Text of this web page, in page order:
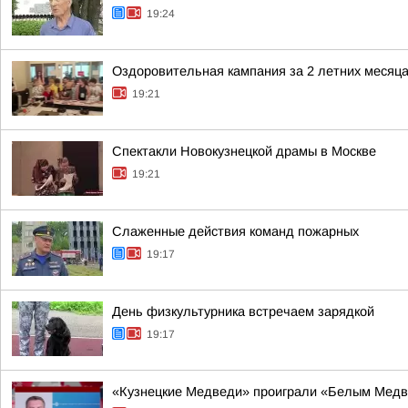
19:24
Оздоровительная кампания за 2 летних месяца
19:21
Спектакли Новокузнецкой драмы в Москве
19:21
Слаженные действия команд пожарных
19:17
День физкультурника встречаем зарядкой
19:17
«Кузнецкие Медведи» проиграли «Белым